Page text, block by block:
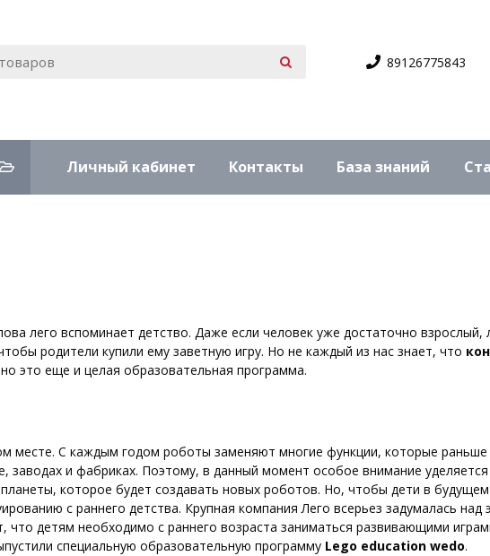
89126775843
Личный кабинет Контакты База знаний
лего вспоминает детство. Даже если человек уже достаточно взрослый,
родители купили ему заветную игру. Но не каждый из нас знает, что
это еще и целая образовательная программа.
месте. С каждым годом роботы заменяют многие функции, которые
заводах и фабриках. Поэтому, в данный момент особое внимание
которое будет создавать новых роботов. Но, чтобы дети в
с раннего детства. Крупная компания Лего всерьез задумалась
что детям необходимо с раннего возраста заниматься развивающими
специальную образовательную программу Lego education wedo.